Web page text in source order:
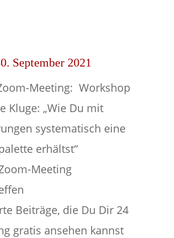
September 2021
Meeting: Workshop
Kluge: „Wie Du mit
systematisch eine
erhältst“
Meeting
Beiträge, die Du Dir 24
gratis ansehen kannst